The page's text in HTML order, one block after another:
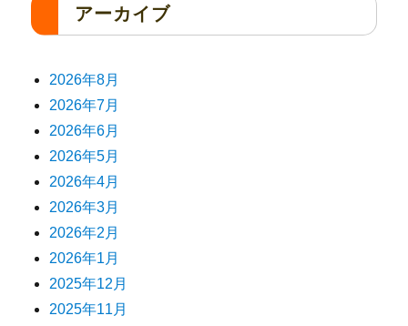
アーカイブ
2026年8月
2026年7月
2026年6月
2026年5月
2026年4月
2026年3月
2026年2月
2026年1月
2025年12月
2025年11月